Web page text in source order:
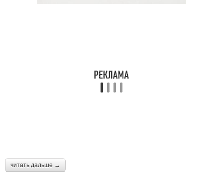
читать дальше →